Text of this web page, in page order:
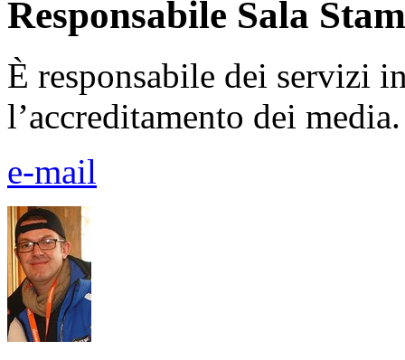
Responsabile Sala
È responsabile dei servizi
l’accreditamento dei media.
e-mail